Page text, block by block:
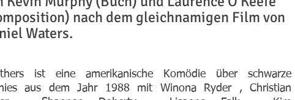
nach dem gleichnamigen Film von
Waters.
ist eine amerikanische Komödie über schwarze
aus dem Jahr 1988 mit Winona Ryder,Christian